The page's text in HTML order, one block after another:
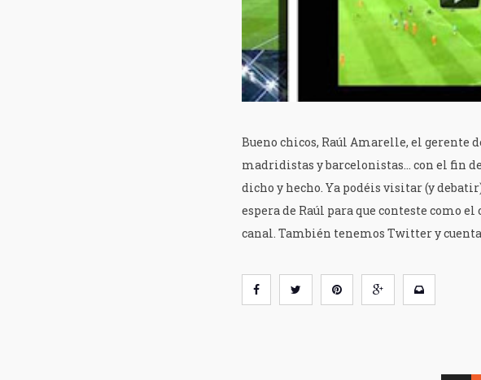
Bueno chicos, Raúl Amarelle, el gerente
madridistas y barcelonistas... con el fin
dicho y hecho. Ya podéis visitar (y
espera de Raúl para que conteste como el
canal. También tenemos Twitter y cuenta